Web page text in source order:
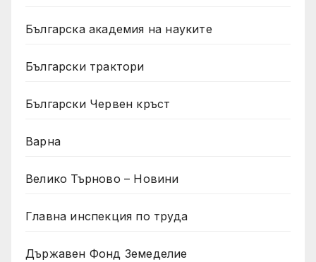
Българска академия на науките
Български трактори
Български Червен кръст
Варна
Велико Търново – Новини
Главна инспекция по труда
Държавен Фонд Земеделие